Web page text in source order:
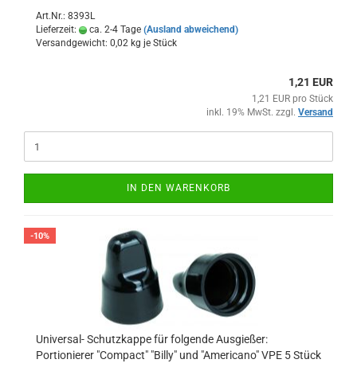
Art.Nr.: 8393L
Lieferzeit:
ca. 2-4 Tage (Ausland abweichend)
Versandgewicht: 0,02 kg je Stück
1,21 EUR
1,21 EUR pro Stück
inkl. 19% MwSt. zzgl. Versand
IN DEN WARENKORB
-10%
Universal- Schutzkappe für folgende Ausgießer:
Portionierer "Compact" "Billy" und "Americano" VPE 5 Stück